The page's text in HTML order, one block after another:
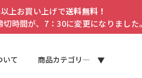
以上お買い上げで送料無料！
切時間が、7：30に変更になりました
いて 商品カテゴリ―